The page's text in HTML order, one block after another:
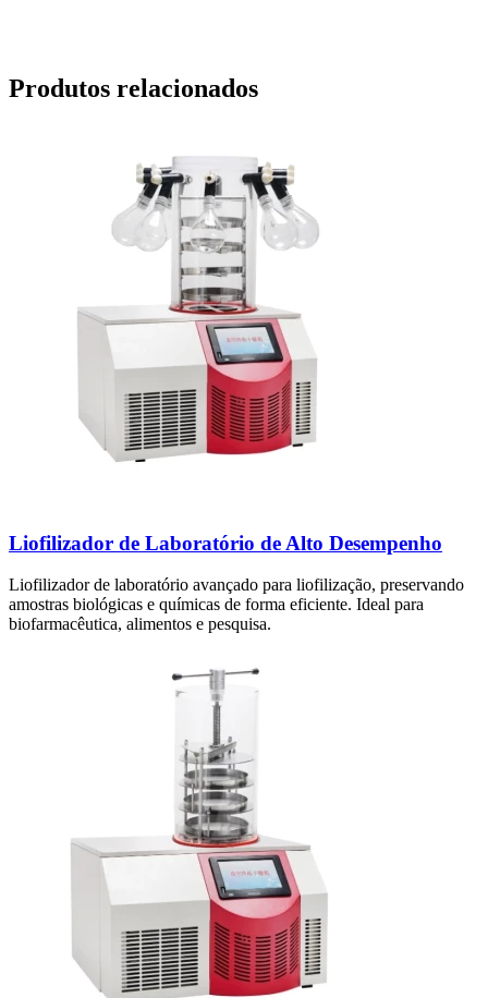
Produtos relacionados
Liofilizador de Laboratório de Alto Desempenho
Liofilizador de laboratório avançado para liofilização, preservando
amostras biológicas e químicas de forma eficiente. Ideal para
biofarmacêutica, alimentos e pesquisa.